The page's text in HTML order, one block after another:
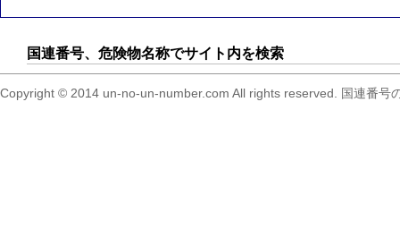
国連番号、危険物名称でサイト内を検索
Copyright © 2014 un-no-un-number.com All rights reserved. 国連番号